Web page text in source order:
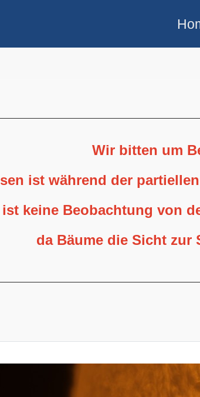
Wir bitten um
ist während der
ist keine Beobachtung von
da Bäume die Sicht zur